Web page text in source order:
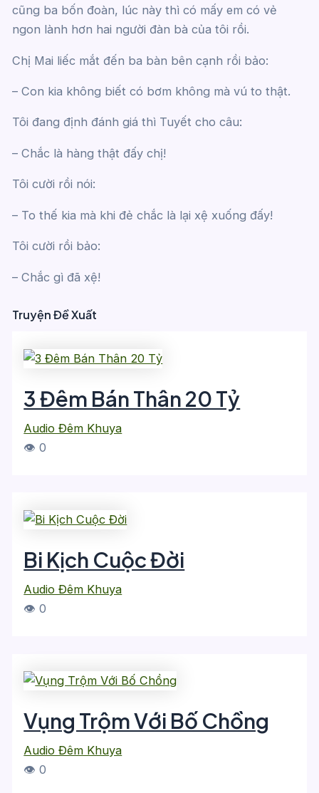
cũng ba bốn đoàn, lúc này thì có mấy em có vẻ
ngon lành hơn hai người đàn bà của tôi rồi.
Chị Mai liếc mắt đến ba bàn bên cạnh rồi bảo:
– Con kia không biết có bơm không mà vú to thật.
Tôi đang định đánh giá thì Tuyết cho câu:
– Chắc là hàng thật đấy chị!
Tôi cười rồi nói:
– To thế kia mà khi đẻ chắc là lại xệ xuống đấy!
Tôi cười rồi bảo:
– Chắc gì đã xệ!
Truyện Đề Xuất
3 Đêm Bán Thân 20 Tỷ
Audio Đêm Khuya
👁 0
Bi Kịch Cuộc Đời
Audio Đêm Khuya
👁 0
Vụng Trộm Với Bố Chồng
Audio Đêm Khuya
👁 0